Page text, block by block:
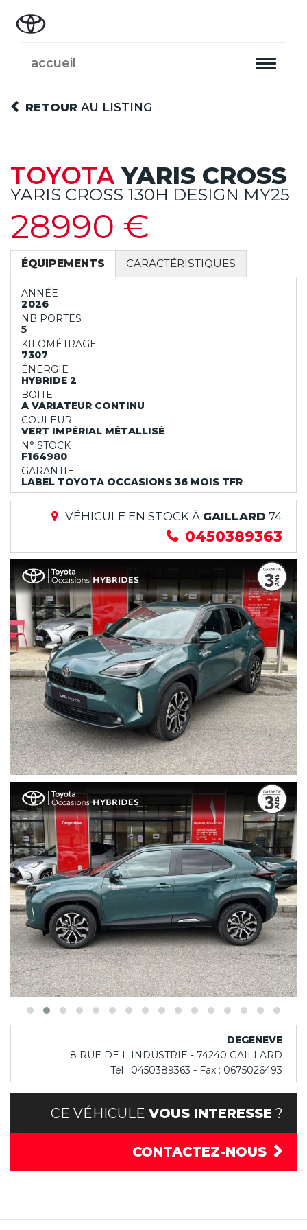
Toggle
accueil
RETOUR AU LISTING
TOYOTAYARIS CROSS
YARIS CROSS 130H DESIGN MY25
28990 €
ÉQUIPEMENTS CARACTÉRISTIQUES
ANNÉE
2026
NB PORTES
5
KILOMÉTRAGE
7307
ÉNERGIE
HYBRIDE 2
BOITE
A VARIATEUR CONTINU
COULEUR
VERT IMPÉRIAL MÉTALLISÉ
N° STOCK
F164980
GARANTIE
LABEL TOYOTA OCCASIONS 36 MOIS TFR
VÉHICULE EN STOCK À GAILLARD 74
0450389363
DEGENEVE
8 RUE DE L INDUSTRIE - 74240 GAILLARD
Tél : 0450389363 - Fax : 0675026493
CE VÉHICULE VOUS INTERESSE ?
CONTACTEZ-NOUS